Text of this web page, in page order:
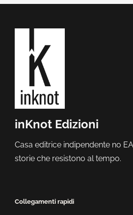
inKnot Edizioni
Casa editrice indipendente no
storie che resistono al tempo.
Collegamenti rapidi